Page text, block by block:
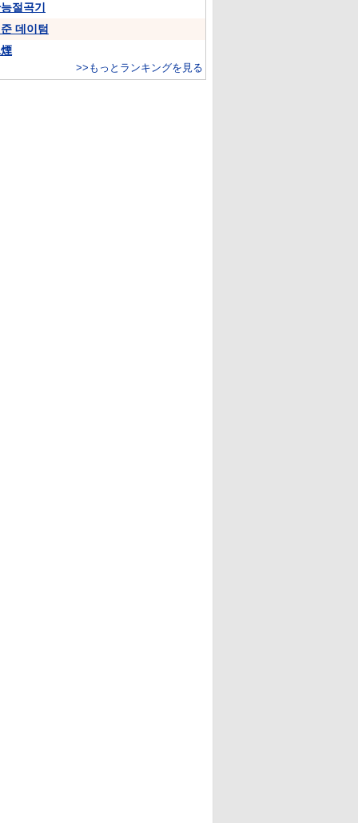
절곡기
데이텀
>>もっとランキングを見る